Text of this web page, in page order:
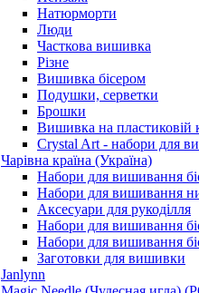
Натюрморти
Люди
Часткова вишивка
Різне
Вишивка бісером
Подушки, серветки
Брошки
Вишивка на пластиковій
Crystal Art - набори для
Чарівна країна (Україна)
Набори для вишивання
Набори для вишивання
Аксесуари для рукоділля
Набори для вишивання
Набори для вишивання
Заготовки для вишивки
Janlynn